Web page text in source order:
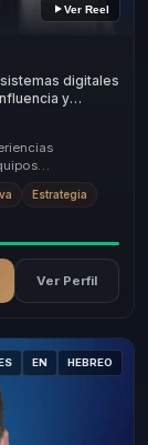
Ver Reel
digitales
y
para
y
Estrategia
Ver Perfil
ES EN HEBREO